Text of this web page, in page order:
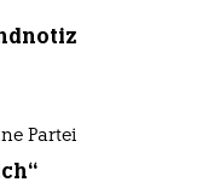
Partei